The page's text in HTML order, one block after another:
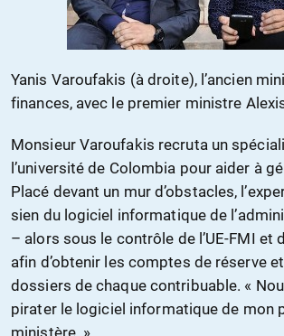
Yanis Varoufakis (à droite), l’ancien
finances, avec le premier ministre
Monsieur Varoufakis recruta un
l’université de Colombia pour aider à
Placé devant un mur d’obstacles,
sien du logiciel informatique de
– alors sous le contrôle de l’UE-FMI et
afin d’obtenir les comptes de réserve
dossiers de chaque contribuable. «
pirater le logiciel informatique de mon